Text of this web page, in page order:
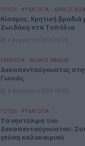
ΓΕΎΣΗ - ΨΥΧΑΓΩΓΊΑ • ΔΉΜΟΣ
Kίσαμος: Κρητική βραδιά
Ζωιδάκη στα Τοπόλια
8 Αυγούστου 2026 08:25
ΕΚΚΛΗΣΙΑ • ΝΟΜΌΣ ΧΑΝΊΩΝ
Δεκαπενταύγουστος
Γωνιάς
8 Αυγούστου 2026 08:20
ΓΕΎΣΗ - ΨΥΧΑΓΩΓΊΑ
Τα νηστίσιμα του
Δεκαπενταύγουστου:
γεύση καλοκαιριού